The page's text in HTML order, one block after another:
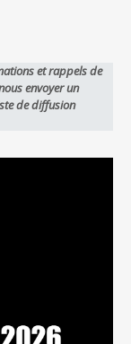
et rappels de
envoyer un
de diffusion